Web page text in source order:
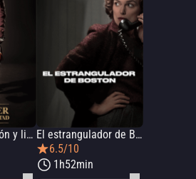
Chevalier: Pasión y libertad
El estrangulador de Boston
6.5/10
1h52min